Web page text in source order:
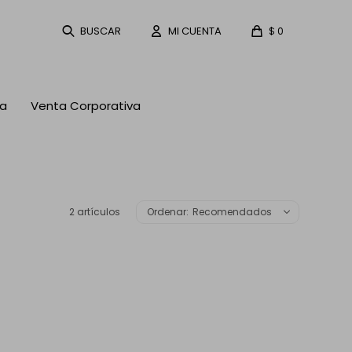
Venta Corporativa
$ 0
2 artículos Recomendados